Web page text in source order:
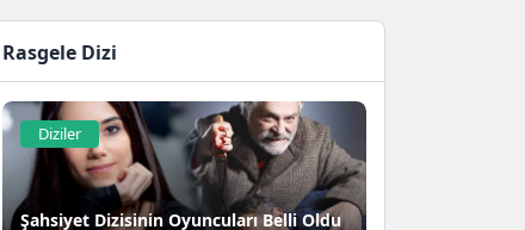
Rasgele Dizi
Diziler
Şahsiyet Dizisinin Oyuncuları Belli Oldu